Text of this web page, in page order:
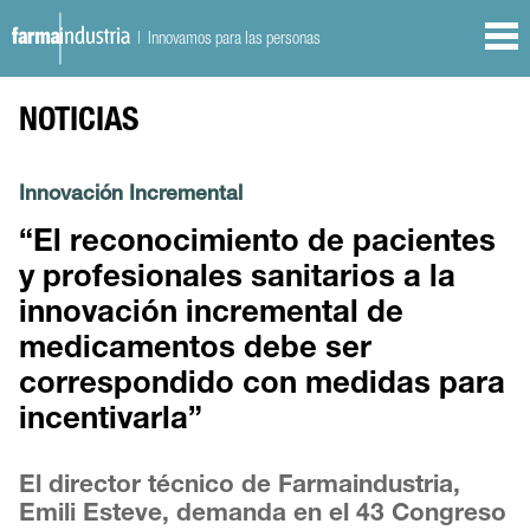
| Innovamos para las personas
NOTICIAS
Innovación Incremental
“El reconocimiento de pacientes
y profesionales sanitarios a la
innovación incremental de
medicamentos debe ser
correspondido con medidas para
incentivarla”
El director técnico de Farmaindustria,
Emili Esteve, demanda en el 43 Congreso